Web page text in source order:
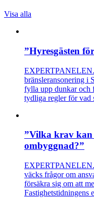
Visa alla
”Hyresgästen
bränsleransonering i
fylla upp dunkar och
tydliga regler för vad
”Vilka krav kan
ombyggnad?”
EXPERTPANELEN.
väcks frågor om
försäkra sig om att
Fastighetstidningens